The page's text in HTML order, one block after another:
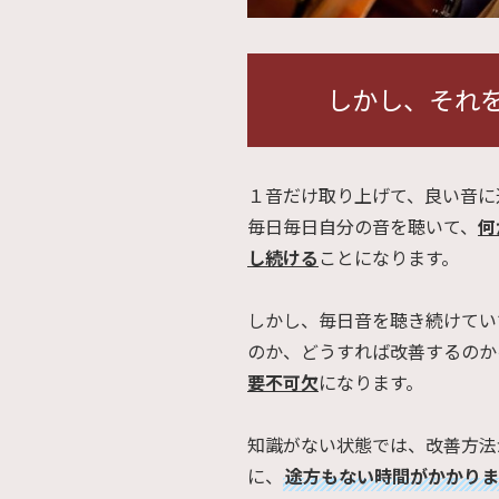
しかし、それ
１音だけ取り上げて、良い音
毎日毎日自分の音を聴いて、
し続ける ことになります。
しかし、毎日音を聴き続けて
のか、どうすれば改善するの
要不可欠になります。
知識がない状態では、改善方
に、 途方もない時間がかかり